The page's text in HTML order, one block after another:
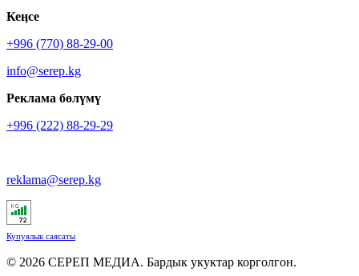
Кеӊсе
+996 (770) 88-29-00
info@serep.kg
Реклама бөлүмү
+996 (222) 88-29-29
reklama@serep.kg
Купуялык саясаты
© 2026 СЕРЕП МЕДИА. Бардык укуктар корголгон.